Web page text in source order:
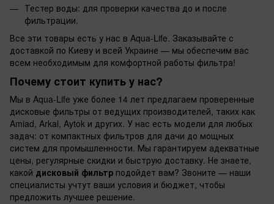
Тестер воды: для проверки качества до и после
фильтрации.
Все эти товары есть у нас в Aqua-Life. Заказывайте с
доставкой по Киеву и всей Украине — мы обеспечим вас
всем необходимым для комфортной работы фильтра!
Почему стоит купить у нас?
Мы в Aqua-Life уже более 14 лет предлагаем проверенные
дисковые фильтры от ведущих производителей, таких как
Amiad, Arkal, Aytok и других. У нас есть модели для любых
задач: от компактных фильтров для дачи до мощных
систем для промышленности. Мы гарантируем адекватные
цены, регулярные скидки и быструю доставку. Не знаете,
какой дисковый фильтр подойдет вам? Звоните — наши
специалисты учтут ваши условия и бюджет, чтобы
предложить лучшее решение.